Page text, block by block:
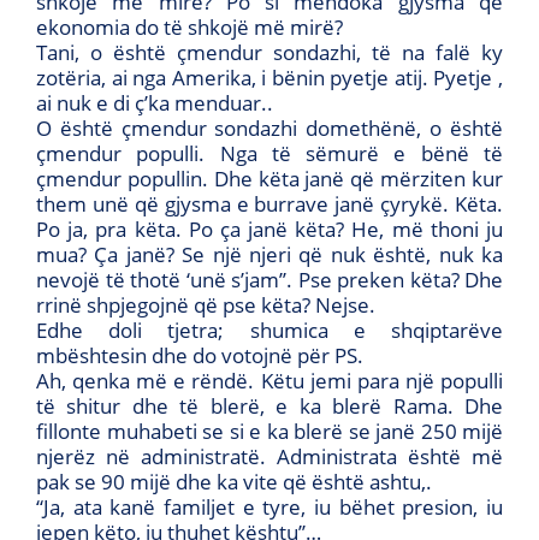
ekonomia do të shkojë më mirë?
Tani, o është çmendur sondazhi, të na falë ky
zotëria, ai nga Amerika, i bënin pyetje atij. Pyetje ,
ai nuk e di ç’ka menduar..
O është çmendur sondazhi domethënë, o është
çmendur populli. Nga të sëmurë e bënë të
çmendur popullin. Dhe këta janë që mërziten kur
them unë që gjysma e burrave janë çyrykë. Këta.
Po ja, pra këta. Po ça janë këta? He, më thoni ju
mua? Ça janë? Se një njeri që nuk është, nuk ka
nevojë të thotë ‘unë s’jam’’. Pse preken këta? Dhe
rrinë shpjegojnë që pse këta? Nejse.
Edhe doli tjetra; shumica e shqiptarëve
mbështesin dhe do votojnë për PS.
Ah, qenka më e rëndë. Këtu jemi para një populli
të shitur dhe të blerë, e ka blerë Rama. Dhe
fillonte muhabeti se si e ka blerë se janë 250 mijë
njerëz në administratë. Administrata është më
pak se 90 mijë dhe ka vite që është ashtu,.
“Ja, ata kanë familjet e tyre, iu bëhet presion, iu
jepen këto, iu thuhet kështu’’…